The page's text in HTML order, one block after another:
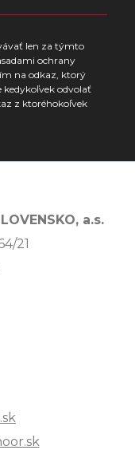
len za týmto
ochrany
na odkaz, ktorý
kedykoľvek odvolať
z ktoréhokoľvek
a.s.
21